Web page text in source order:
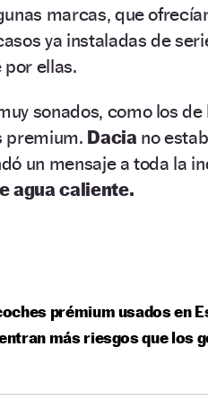
marcas, que
ya instaladas de
por ellas.
sonados, como los
premium. Dacia no
un mensaje a toda la
agua caliente.
prémium usados en
más riesgos que los